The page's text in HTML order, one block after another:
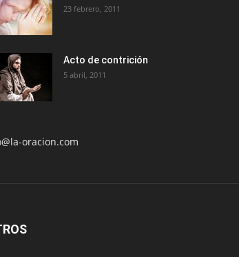
23 febrero, 2011
Acto de contrición
5 abril, 2011
oracion.com